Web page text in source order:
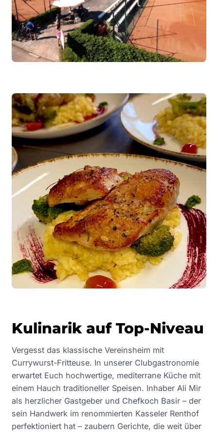
Kulinarik auf Top-Niveau
Vergesst das klassische Vereinsheim mit
Currywurst-Fritteuse. In unserer Clubgastronomie
erwartet Euch hochwertige, mediterrane Küche mit
einem Hauch traditioneller Speisen. Inhaber Ali Mir
als herzlicher Gastgeber und Chefkoch Basir – der
sein Handwerk im renommierten Kasseler Renthof
perfektioniert hat – zaubern Gerichte, die weit über